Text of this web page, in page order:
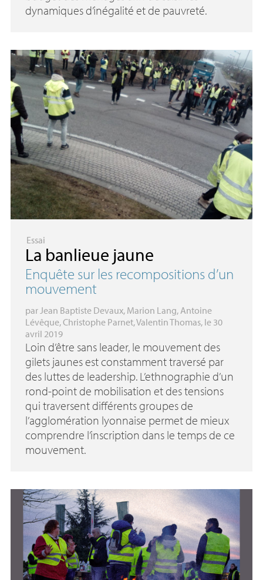
dynamiques d’inégalité et de pauvreté.
Essai
La banlieue jaune
Enquête sur les recompositions d’un
mouvement
par Jean Baptiste Devaux, Marion Lang, Antoine
Lévêque,Christophe Parnet,Valentin Thomas, le 30
avril 2019
Loin d’être sans leader, le mouvement des
gilets jaunes est constamment traversé par
des luttes de leadership. L’ethnographie d’un
rond-point de mobilisation et des tensions
qui traversent différents groupes de
l’agglomération lyonnaise permet de mieux
comprendre l’inscription dans le temps de ce
mouvement.